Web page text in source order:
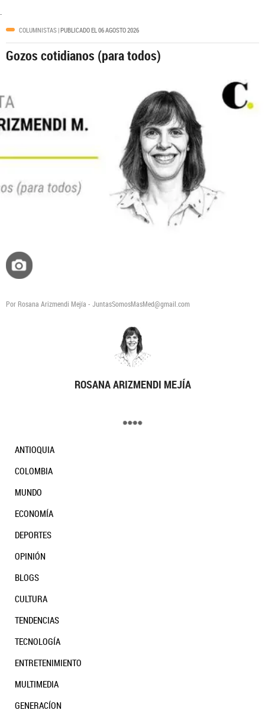
COLUMNISTAS| PUBLICADO EL 06 AGOSTO 2026
Gozos cotidianos (para todos)
Por Rosana Arizmendi Mejía - JuntasSomosMasMed@gmail.com
ROSANA ARIZMENDI MEJÍA
ANTIOQUIA
COLOMBIA
MUNDO
ECONOMÍA
DEPORTES
OPINIÓN
BLOGS
CULTURA
TENDENCIAS
TECNOLOGÍA
ENTRETENIMIENTO
MULTIMEDIA
GENERACÍON